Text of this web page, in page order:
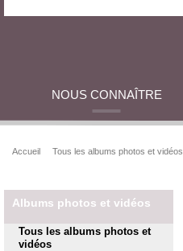
NOUS CONNAÎTRE
Accueil Tous les albums photos et vidéos
Albums photos et vidéos
Tous les albums photos et
vidéos